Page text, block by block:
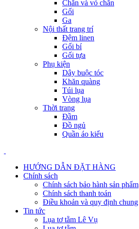
Chăn và vỏ chăn
Gối
Ga
Nội thất trang trí
Đệm linen
Gối bí
Gối tựa
Phụ kiện
Dây buộc tóc
Khăn quàng
Túi lụa
Vòng lụa
Thời trang
Đầm
Đồ ngủ
Quần áo kiểu
HƯỚNG DẪN ĐẶT HÀNG
Chính sách
Chính sách bảo hành sản phẩm
Chính sách thanh toán
Điều khoản và quy định chung
Tin tức
Lụa tơ tằm Lê Vụ